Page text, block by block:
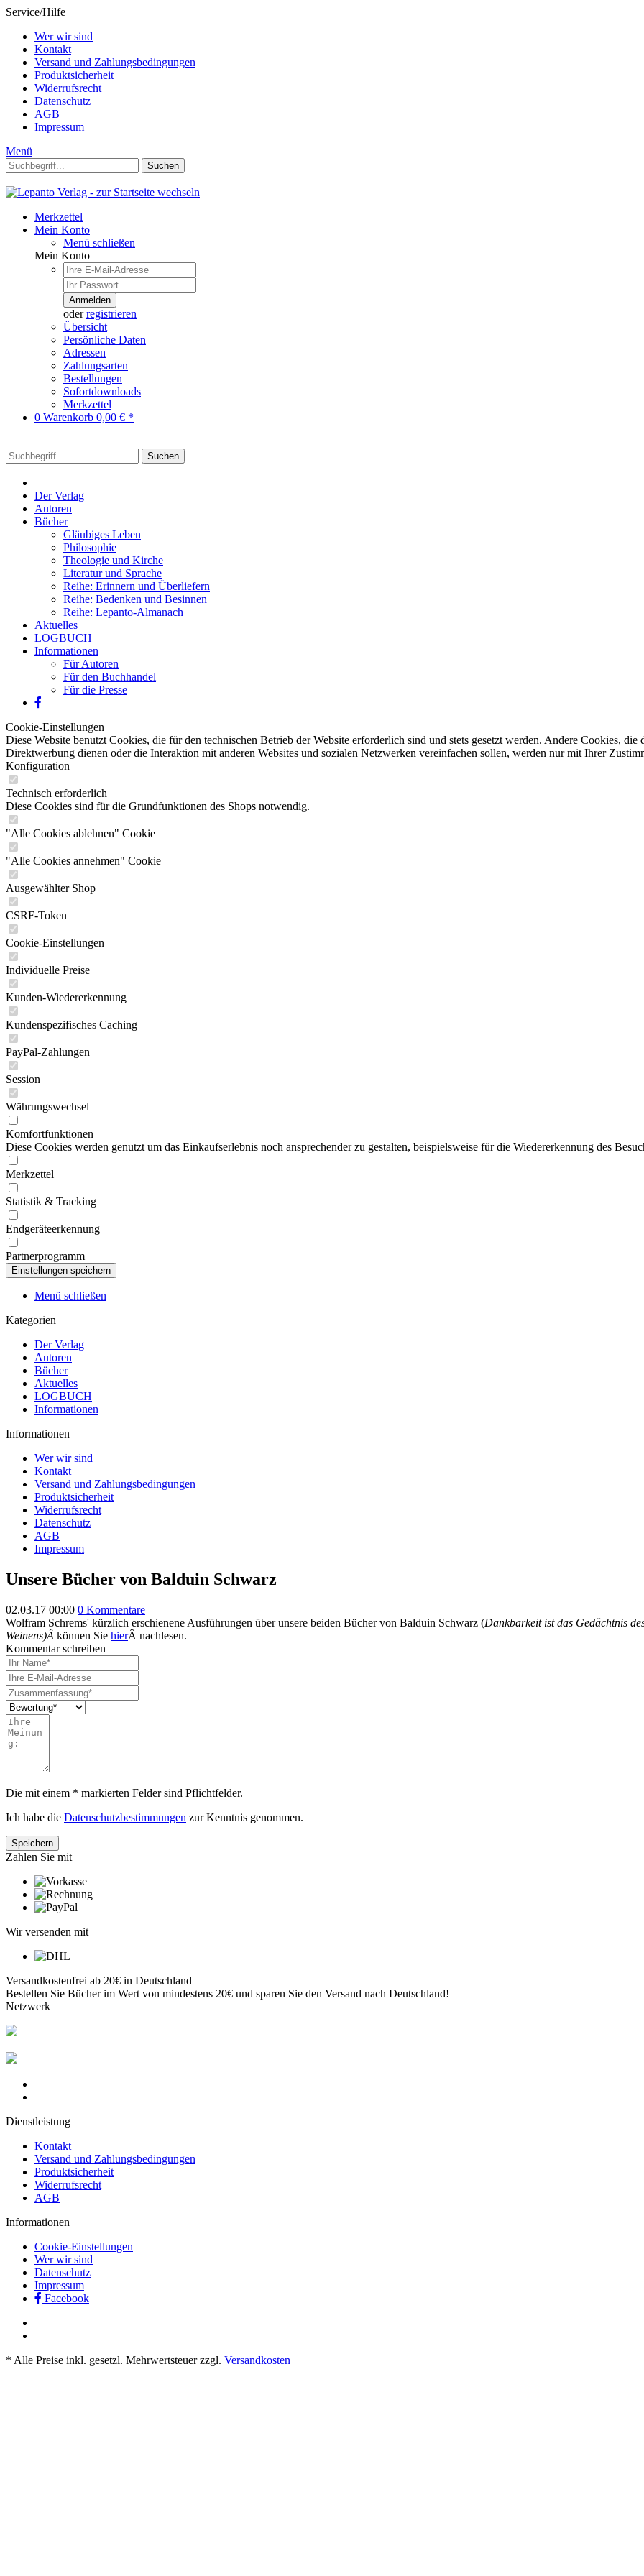
Service/Hilfe
Wer wir sind
Kontakt
Versand und Zahlungsbedingungen
Produktsicherheit
Widerrufsrecht
Datenschutz
AGB
Impressum
Menü
Suchen
Merkzettel
Mein Konto
Menü schließen
Mein Konto
Anmelden
oderregistrieren
Übersicht
Persönliche Daten
Adressen
Zahlungsarten
Bestellungen
Sofortdownloads
Merkzettel
0 Warenkorb 0,00 € *
Suchen
Der Verlag
Autoren
Bücher
Gläubiges Leben
Philosophie
Theologie und Kirche
Literatur und Sprache
Reihe: Erinnern und Überliefern
Reihe: Bedenken und Besinnen
Reihe: Lepanto-Almanach
Aktuelles
LOGBUCH
Informationen
Für Autoren
Für den Buchhandel
Für die Presse
Cookie-Einstellungen
Diese Website benutzt Cookies, die für den technischen Betrieb der Website erforderlich sind und stets gesetzt werden. Andere Cookies,
Direktwerbung dienen oder die Interaktion mit anderen Websites und sozialen Netzwerken vereinfachen sollen, werden nur mit Ihrer
Konfiguration
Technisch erforderlich
Diese Cookies sind für die Grundfunktionen des Shops notwendig.
"Alle Cookies ablehnen" Cookie
"Alle Cookies annehmen" Cookie
Ausgewählter Shop
CSRF-Token
Cookie-Einstellungen
Individuelle Preise
Kunden-Wiedererkennung
Kundenspezifisches Caching
PayPal-Zahlungen
Session
Währungswechsel
Komfortfunktionen
Diese Cookies werden genutzt um das Einkaufserlebnis noch ansprechender zu gestalten, beispielsweise für die Wiedererkennung des
Merkzettel
Statistik & Tracking
Endgeräteerkennung
Partnerprogramm
Menü schließen
Kategorien
Der Verlag
Autoren
Bücher
Aktuelles
LOGBUCH
Informationen
Informationen
Wer wir sind
Kontakt
Versand und Zahlungsbedingungen
Produktsicherheit
Widerrufsrecht
Datenschutz
AGB
Impressum
Unsere Bücher von Balduin Schwarz
02.03.17 00:00 0 Kommentare
Wolfram Schrems' kürzlich erschienene Ausführungen über unsere beiden Bücher von Balduin Schwarz (Dankbarkeit ist das Gedächtnis
Weinens)Â können Sie hierÂ nachlesen.
Kommentar schreiben
Die mit einem * markierten Felder sind Pflichtfelder.
Ich habe die Datenschutzbestimmungen zur Kenntnis genommen.
Zahlen Sie mit
Wir versenden mit
Versandkostenfrei ab 20€ in Deutschland
Bestellen Sie Bücher im Wert von mindestens 20€ und sparen Sie den Versand nach Deutschland!
Netzwerk
Dienstleistung
Kontakt
Versand und Zahlungsbedingungen
Produktsicherheit
Widerrufsrecht
AGB
Informationen
Cookie-Einstellungen
Wer wir sind
Datenschutz
Impressum
Facebook
* Alle Preise inkl. gesetzl. Mehrwertsteuer zzgl. Versandkosten